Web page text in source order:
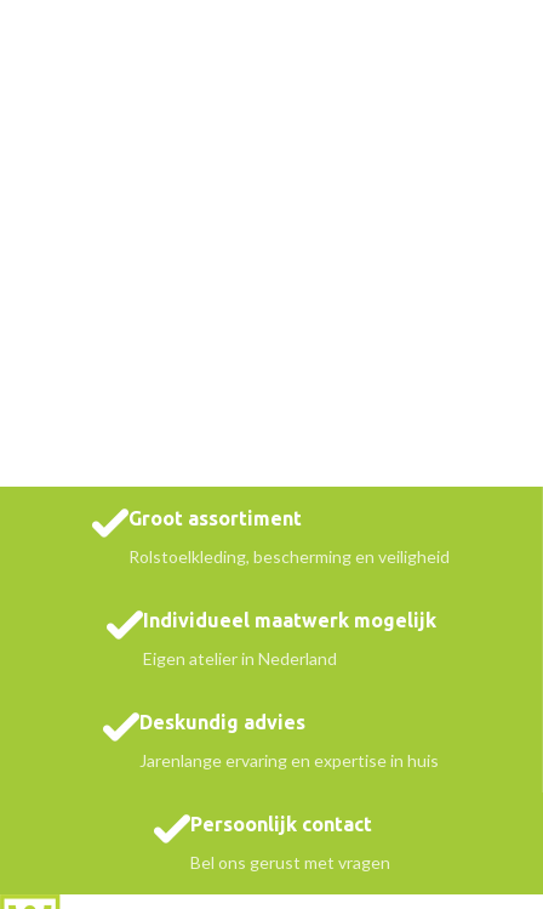
Groot assortiment
Rolstoelkleding, bescherming en veiligheid
Individueel maatwerk mogelijk
Eigen atelier in Nederland
Deskundig advies
Jarenlange ervaring en expertise in huis
Persoonlijk contact
Bel ons gerust met vragen